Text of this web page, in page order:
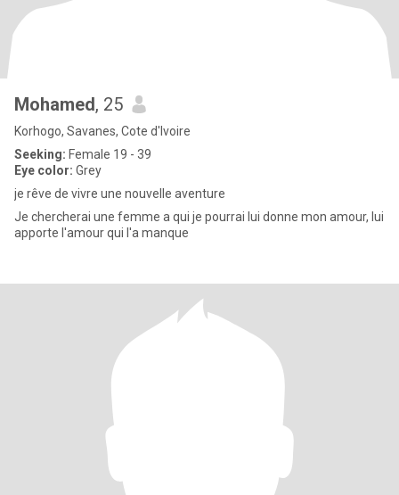
Mohamed, 25
Korhogo, Savanes, Cote d'Ivoire
Seeking: Female 19 - 39
Eye color: Grey
je rêve de vivre une nouvelle aventure
Je chercherai une femme a qui je pourrai lui donne mon amour, lui
apporte l'amour qui l'a manque